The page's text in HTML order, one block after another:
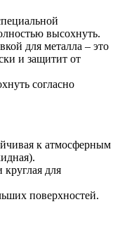
высохнуть.
для металла – это
и защитит от
согласно
к атмосферным
круглая для
поверхностей.